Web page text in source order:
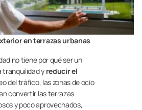
en terrazas urbanas
no tiene por qué ser un
tranquilidad y reducir el
del tráfico, las zonas de ocio
convertir las terrazas
y poco aprovechados,